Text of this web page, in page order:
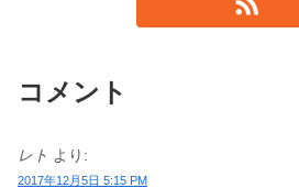
コメント
レト より:
2017年12月5日 5:15 PM